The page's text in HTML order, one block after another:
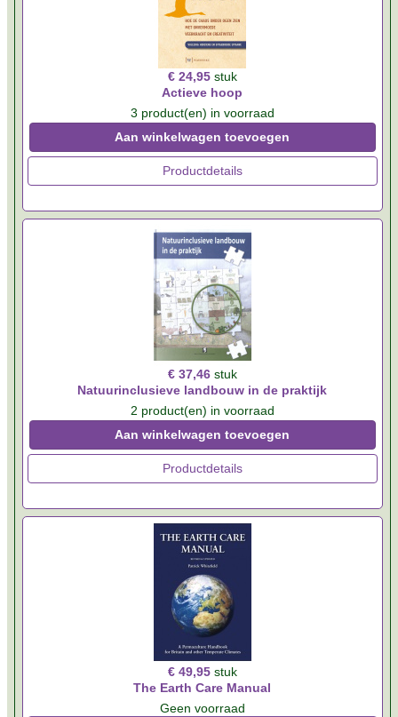
€ 24,95 stuk
Actieve hoop
3 product(en) in voorraad
Aan winkelwagen toevoegen
Productdetails
€ 37,46 stuk
Natuurinclusieve landbouw in de praktijk
2 product(en) in voorraad
Aan winkelwagen toevoegen
Productdetails
€ 49,95 stuk
The Earth Care Manual
Geen voorraad